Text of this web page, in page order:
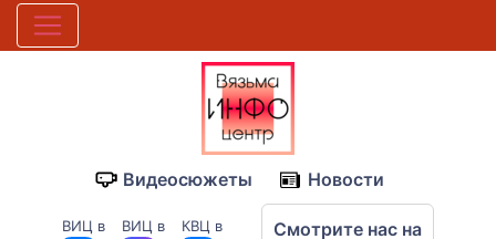
Видеосюжеты Новости
ВИЦ в ВИЦ в КВЦ в Смотрите нас на